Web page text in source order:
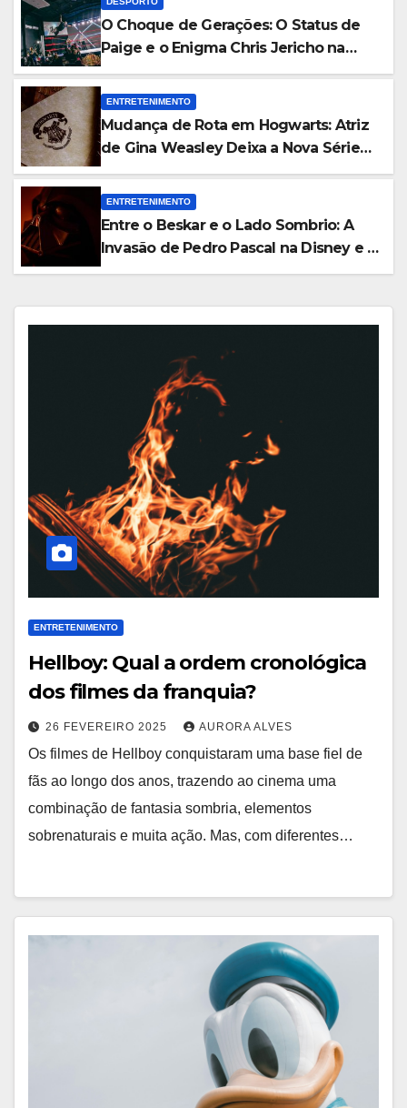
O Choque de Gerações: O Status de
Paige e o Enigma Chris Jericho na
WWE
ENTRETENIMENTO
Mudança de Rota em Hogwarts: Atriz
de Gina Weasley Deixa a Nova Série
da HBO Após a Primeira Temporada
ENTRETENIMENTO
Entre o Beskar e o Lado Sombrio: A
Invasão de Pedro Pascal na Disney e o
Futuro de Hayden Christensen em
ENTRETENIMENTO
Hellboy: Qual a ordem cronológica
dos filmes da franquia?
26 FEVEREIRO 2025 AURORA ALVES
Os filmes de Hellboy conquistaram uma base fiel de
fãs ao longo dos anos, trazendo ao cinema uma
combinação de fantasia sombria, elementos
sobrenaturais e muita ação. Mas, com diferentes…